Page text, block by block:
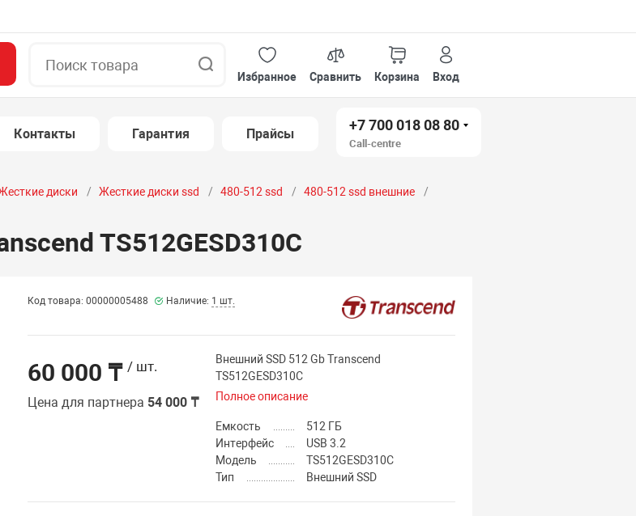
Избранное
Сравнить Корзина Вход
Контакты Гарантия Прайсы
+7 700 018 08 80
Call-centre
диски Жесткие диски ssd 480-512 ssd
480-512 ssd внешние
TS512GESD310C
Код товара: 00000005488 Наличие: 1 шт.
60 000 ₸ / шт.
Цена для партнера 54 000 ₸
Внешний SSD 512 Gb Transcend
TS512GESD310C
Полное описание
Емкость
512 ГБ
Интерфейс
USB 3.2
Модель
TS512GESD310C
Тип
Внешний SSD